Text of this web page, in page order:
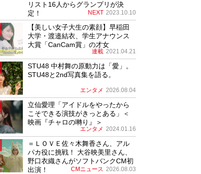
リスト16人からグランプリが決
定！
NEXT 2023.10.10
【美しい女子大生の素顔】早稲田
大学・渡邉結衣、学生アナウンス
大賞「CanCam賞」の才女
連載 2021.04.21
STU48 中村舞の原動力は「愛」。
STU48と2nd写真集を語る。
エンタメ 2026.08.04
立仙愛理「アイドルをやったから
こそできる演技がきっとある」＜
映画『チャロの囀り』＞
エンタメ 2024.01.16
＝ＬＯＶＥ佐々木舞香さん、アル
パカ役に挑戦！ 大谷映美里さん、
野口衣織さんがソフトバンクCM初
出演！
CMニュース 2026.08.03